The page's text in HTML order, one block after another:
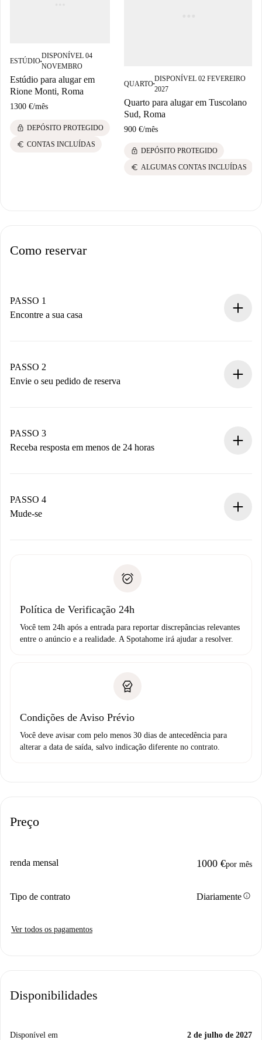
ESTÚDIO■
DISPONÍVEL 04
NOVEMBRO
Estúdio para alugar em
Rione Monti, Roma
1300 €/mês
lock DEPÓSITO PROTEGIDO
euro CONTAS INCLUÍDAS
QUARTO■
DISPONÍVEL 02 FEVEREIRO
2027
Quarto para alugar em Tuscolano
Sud, Roma
900 €/mês
lock DEPÓSITO PROTEGIDO
euro ALGUMAS CONTAS INCLUÍDAS
Como reservar
PASSO 1
Encontre a sua casa
Você tem todas as informações necessárias
antecipadamente.
PASSO 2
Envie o seu pedido de reserva
Não cobramos nada até que o proprietário confirme.
PASSO 3
Receba resposta em menos de 24 horas
proprietário.
Se recusada: não cobraremos nada e ofereceremos
Débito direto bancário
PASSO 4
Mude-se
não comunicar nenhum problema.
Política de Verificação 24h
Você tem 24h após a entrada para reportar discrepâncias relevantes
entre o anúncio e a realidade. A Spotahome irá ajudar a resolver.
Condições de Aviso Prévio
Você deve avisar com pelo menos 30 dias de antecedência para
alterar a data de saída, salvo indicação diferente no contrato.
Preço
renda mensal 1000 €por mês
Tipo de contrato Diariamenteinfo
Ver todos os pagamentos
Disponibilidades
Disponível em 2 de julho de 2027